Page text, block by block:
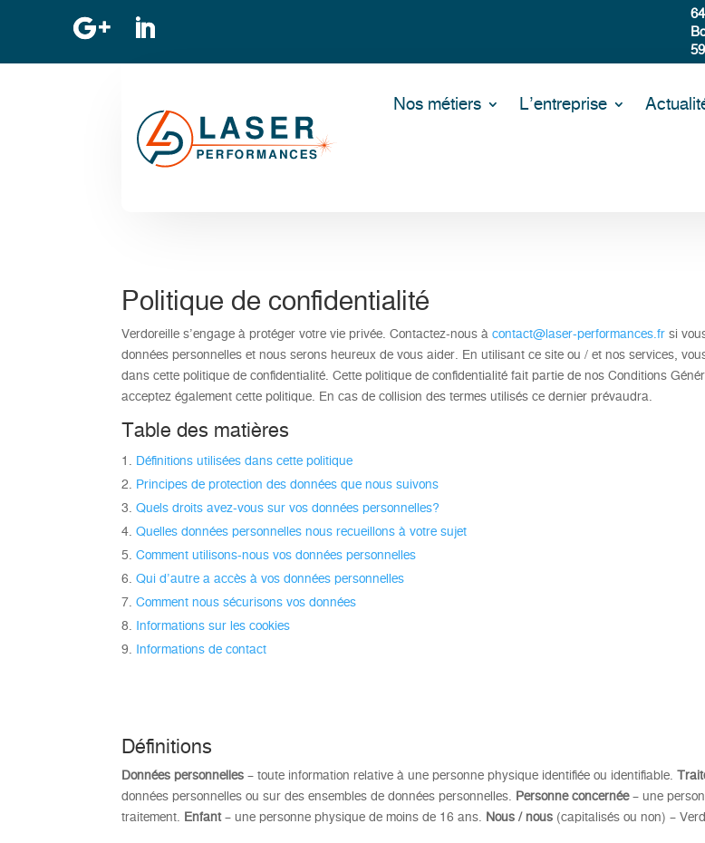
Nos métiers L’entreprise
Politique de confidentialité
Verdoreille s’engage à protéger votre vie privée. Contactez-nous à contact@laser-performances.frsi
données personnelles et nous serons heureux de vous aider. En utilisant ce site ou / et nos services,
dans cette politique de confidentialité. Cette politique de confidentialité fait partie de nos Conditions
acceptez également cette politique. En cas de collision des termes utilisés ce dernier prévaudra.
Table des matières
Définitions utilisées dans cette politique
Principes de protection des données que nous suivons
Quels droits avez-vous sur vos données personnelles?
Quelles données personnelles nous recueillons à votre sujet
Comment utilisons-nous vos données personnelles
Qui d’autre a accès à vos données personnelles
Comment nous sécurisons vos données
Informations sur les cookies
Informations de contact
Définitions
Données personnelles – toute information relative à une personne physique identifiée ou identifiable.
données personnelles ou sur des ensembles de données personnelles. Personneconcernée– une
traitement. Enfant– une personne physique de moins de 16 ans. Nous / nous (capitalisés ou non) –